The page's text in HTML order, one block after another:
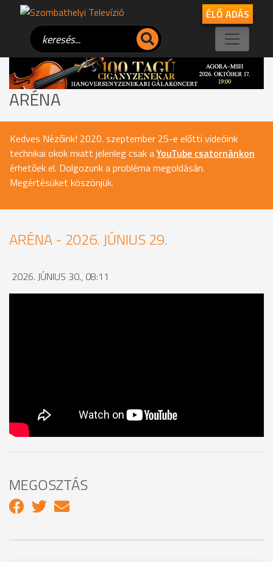
ÉLŐ ADÁS
ARÉNA
Kedves Nézőink! 2020. szeptember 25-e előtti videóink
technikai okok miatt jelenleg csak aYouTube csatornánkon
érhetőek el. Dolgozunk a probléma megoldásán.
Megértésüket köszönjük.
ARÉNA - 2026. JÚNIUS 29.
2026. JÚNIUS 30., 08:11
MEGOSZTÁS